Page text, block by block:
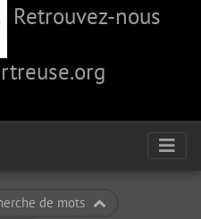
Retrouvez-nous
de mots